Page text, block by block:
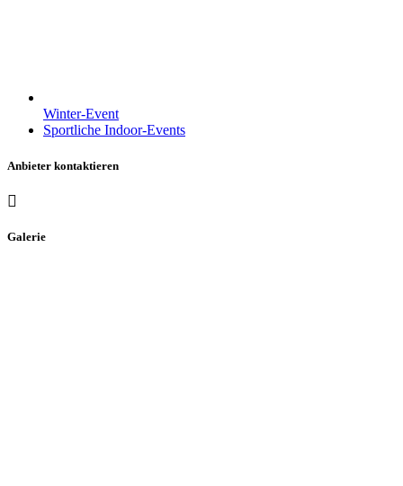
Winter-Event
Sportliche Indoor-Events
Anbieter kontaktieren
Galerie